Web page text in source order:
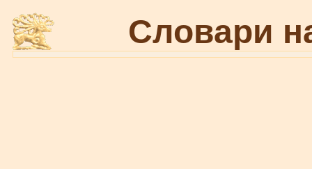
Словари